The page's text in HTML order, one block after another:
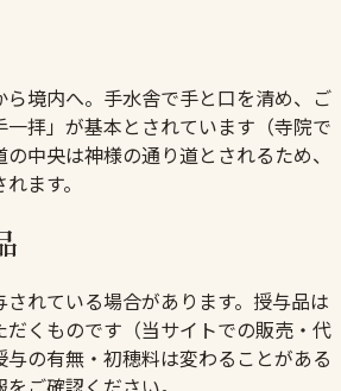
境内へ。手水舎で手と口を清め、ご
拝」が基本とされています（寺院で
中央は神様の通り道とされるため、
ます。
れている場合があります。授与品は
くものです（当サイトでの販売・代
の有無・初穂料は変わることがある